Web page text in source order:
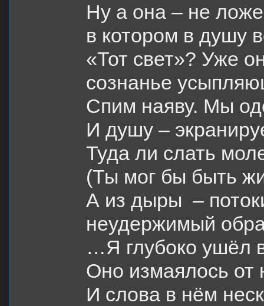
Ну а она – не
в котором в душу
«Тот свет»? Уже
сознанье
Спим наяву. Мы
И душу –
Туда ли слать
(Ты мог бы быть
А из дыры –
неудержимый
…Я глубоко ушёл
Оно измаялось от
И слова в нём